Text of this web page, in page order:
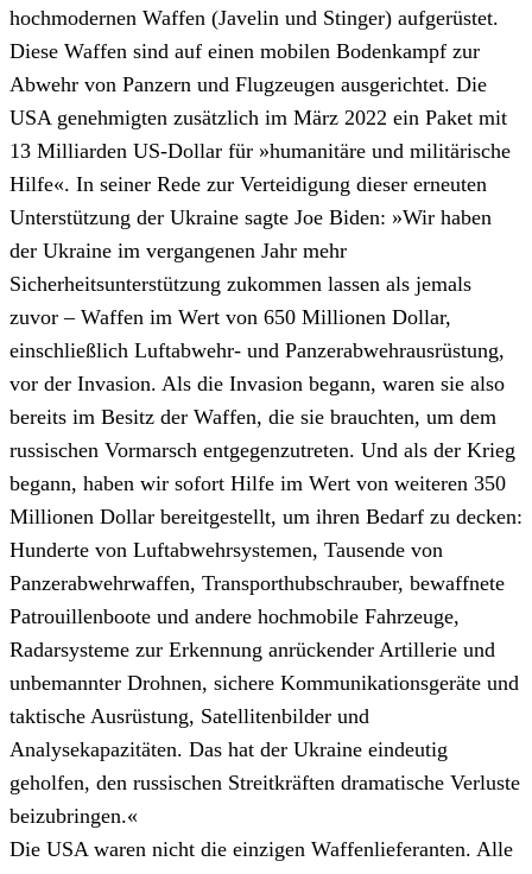
hochmodernen Waffen (Javelin und Stinger) aufgerüstet.
Diese Waffen sind auf einen mobilen Bodenkampf zur
Abwehr von Panzern und Flugzeugen ausgerichtet. Die
USA genehmigten zusätzlich im März 2022 ein Paket mit
13 Milliarden US-Dollar für »humanitäre und militärische
Hilfe«. In seiner Rede zur Verteidigung dieser erneuten
Unterstützung der Ukraine sagte Joe Biden: »Wir haben
der Ukraine im vergangenen Jahr mehr
Sicherheitsunterstützung zukommen lassen als jemals
zuvor – Waffen im Wert von 650 Millionen Dollar,
einschließlich Luftabwehr- und Panzerabwehrausrüstung,
vor der Invasion. Als die Invasion begann, waren sie also
bereits im Besitz der Waffen, die sie brauchten, um dem
russischen Vormarsch entgegenzutreten. Und als der Krieg
begann, haben wir sofort Hilfe im Wert von weiteren 350
Millionen Dollar bereitgestellt, um ihren Bedarf zu decken:
Hunderte von Luftabwehrsystemen, Tausende von
Panzerabwehrwaffen, Transporthubschrauber, bewaffnete
Patrouillenboote und andere hochmobile Fahrzeuge,
Radarsysteme zur Erkennung anrückender Artillerie und
unbemannter Drohnen, sichere Kommunikationsgeräte und
taktische Ausrüstung, Satellitenbilder und
Analysekapazitäten. Das hat der Ukraine eindeutig
geholfen, den russischen Streitkräften dramatische Verluste
beizubringen.«
Die USA waren nicht die einzigen Waffenlieferanten. Alle